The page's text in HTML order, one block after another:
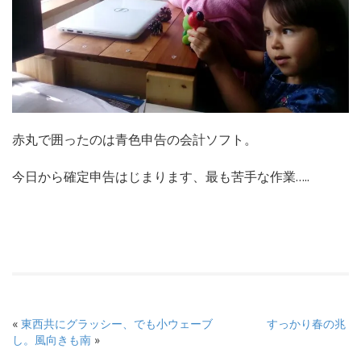
赤丸で囲ったのは青色申告の会計ソフト。
今日から確定申告はじまります、最も苦手な作業…..
« 東西共にグラッシー、でも小ウェーブ
すっかり春の兆
し。風向きも南 »